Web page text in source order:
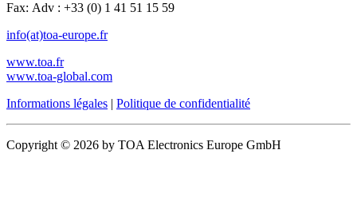
Fax: Adv : +33 (0) 1 41 51 15 59
info(at)toa-europe.fr
www.toa.fr
www.toa-global.com
Informations légales | Politique de confidentialité
Copyright © 2026 by TOA Electronics Europe GmbH